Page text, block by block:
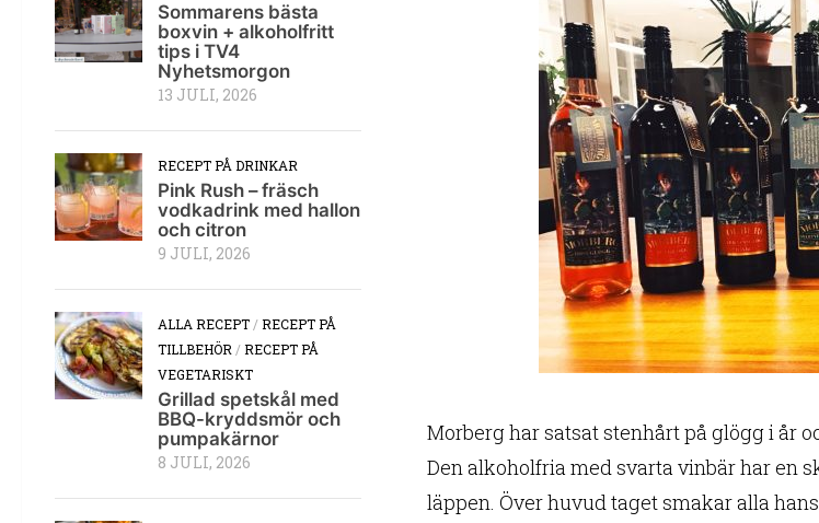
Morberg har satsat stenhårt på glögg i år
Den alkoholfria med svarta vinbär har en
läppen. Över huvud taget smakar alla
Sommarens bästa
boxvin + alkoholfritt
tips i TV4
Nyhetsmorgon
13 JULI, 2026
RECEPT PÅ DRINKAR
Pink Rush – fräsch
vodkadrink med hallon
och citron
9 JULI, 2026
ALLA RECEPT/RECEPT PÅ
TILLBEHÖR/RECEPT PÅ
VEGETARISKT
Grillad spetskål med
BBQ-kryddsmör och
pumpakärnor
8 JULI, 2026